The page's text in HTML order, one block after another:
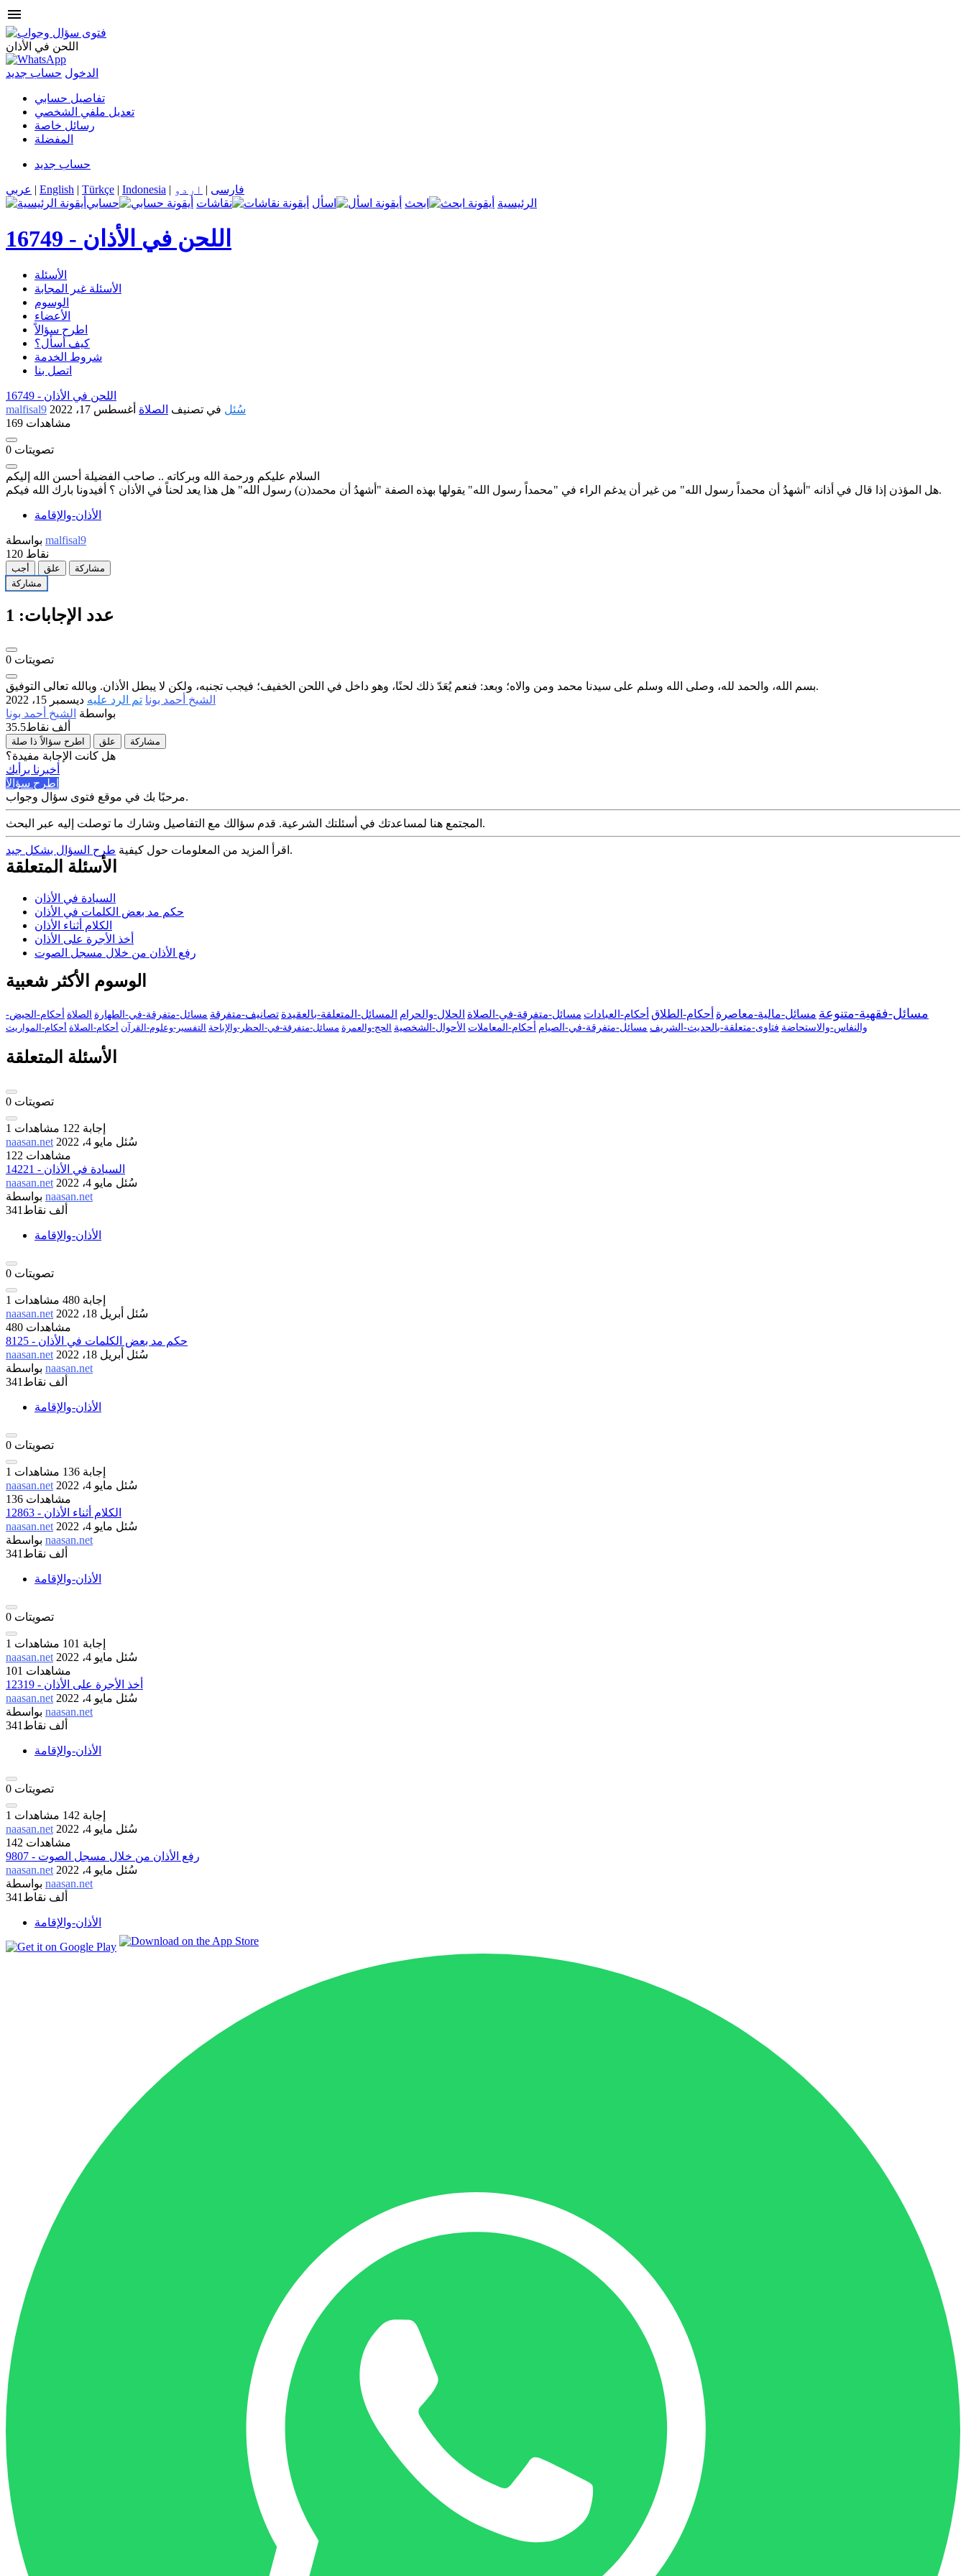
menu
اللحن في الأذان
الدخول حساب جديد
تفاصيل حسابي
تعديل ملفي الشخصي
رسائل خاصة
المفضلة
حساب جديد
عربي | English | Türkçe | Indonesia | فارسی | اردو
الرئيسية
ابحث اسأل نقاشات حسابي
16749 - اللحن في الأذان
الأسئلة
الأسئلة غير المجابة
الوسوم
الأعضاء
اطرح سؤالاً
كيف أسأل؟
شروط الخدمة
اتصل بنا
16749 - اللحن في الأذان
malfisal9
سُئل في تصنيف الصلاة أغسطس 17، 2022
169 مشاهدات
0 تصويتات
السلام عليكم ورحمة الله وبركاته .. صاحب الفضيلة أحسن الله إليكم
هل المؤذن إذا قال في أذانه "أشهدُ أن محمداً رسول الله" من غير أن يدغم الراء في "محمداً رسول الله" يقولها بهذه الصفة "أشهدُ أن محمد(ن) رسول الله" هل هذا يعد لحناً في الأذان ؟ أفيدونا بارك الله فيكم.
الأذان-والإقامة
malfisal9
120 نقاط
أجب علق
مشاركة
مشاركة
عدد الإجابات: 1
0 تصويتات
بسم الله، والحمد لله، وصلى الله وسلم على سيدنا محمد ومن والاه؛ وبعد: فنعم يُعَدّ ذلك لحنًا، وهو داخل في اللحن الخفيف؛ فيجب تجنبه، ولكن لا يبطل الأذان. وبالله تعالى التوفيق.
الشيخ أحمد بونا تم الرد عليه ديسمبر 15، 2022
بواسطة الشيخ أحمد بونا
35.5ألف نقاط
اطرح سؤالاً ذا صلة علق مشاركة
هل كانت الإجابة مفيدة؟
أخبرنا برأيك
اطرح سؤالاً
مرحبًا بك في موقع فتوى سؤال وجواب.
المجتمع هنا لمساعدتك في أسئلتك الشرعية. قدم سؤالك مع التفاصيل وشارك ما توصلت إليه عبر البحث.
اقرأ المزيد من المعلومات حول كيفية طرح السؤال بشكل جيد .
الأسئلة المتعلقة
السيادة في الأذان
حكم مد بعض الكلمات في الأذان
الكلام أثناء الأذان
أخذ الأجرة على الأذان
رفع الأذان من خلال مسجل الصوت
الوسوم الأكثر شعبية
مسائل-فقهية-متنوعة مسائل-مالية-معاصرة أحكام-الطلاق أحكام-العبادات مسائل-متفرقة-في-الصلاة الحلال-والحرام المسائل-المتعلقة-بالعقيدة تصانيف-متفرقة مسائل-متفرقة-في-الطهارة الصلاة أحكام-الحيض-
والنفاس-والاستحاضة فتاوى-متعلقة-بالحديث-الشريف مسائل-متفرقة-في-الصيام أحكام-المعاملات الأحوال-الشخصية الحج-والعمرة مسائل-متفرقة-في-الحظر-والإباحة التفسير-وعلوم-القرآن أحكام-الصلاة أحكام-المواريث
الأسئلة المتعلقة
0 تصويتات
1 إجابة 122 مشاهدات
naasan.net
سُئل مايو 4، 2022
122 مشاهدات
14221 - السيادة في الأذان
naasan.net
سُئل مايو 4، 2022
naasan.net
341ألف نقاط
الأذان-والإقامة
0 تصويتات
1 إجابة 480 مشاهدات
naasan.net
سُئل أبريل 18، 2022
480 مشاهدات
8125 - حكم مد بعض الكلمات في الأذان
naasan.net
سُئل أبريل 18، 2022
naasan.net
341ألف نقاط
الأذان-والإقامة
0 تصويتات
1 إجابة 136 مشاهدات
naasan.net
سُئل مايو 4، 2022
136 مشاهدات
12863 - الكلام أثناء الأذان
naasan.net
سُئل مايو 4، 2022
naasan.net
341ألف نقاط
الأذان-والإقامة
0 تصويتات
1 إجابة 101 مشاهدات
naasan.net
سُئل مايو 4، 2022
101 مشاهدات
12319 - أخذ الأجرة على الأذان
naasan.net
سُئل مايو 4، 2022
naasan.net
341ألف نقاط
الأذان-والإقامة
0 تصويتات
1 إجابة 142 مشاهدات
naasan.net
سُئل مايو 4، 2022
142 مشاهدات
9807 - رفع الأذان من خلال مسجل الصوت
naasan.net
سُئل مايو 4، 2022
naasan.net
341ألف نقاط
الأذان-والإقامة